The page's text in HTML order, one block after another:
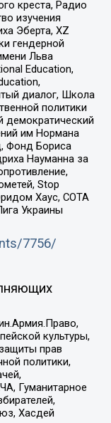
креста, Радио
изучения
Эберта, XZ
гендерной
Льва
Education,
диалог, Школа
политики
демократический
им Нормана
Фонд Бориса
Науманна за
Stop
Хаус, СОТА
Украины
7756/
культуры,
прав
политики,
Гуманитарное
Хасдей